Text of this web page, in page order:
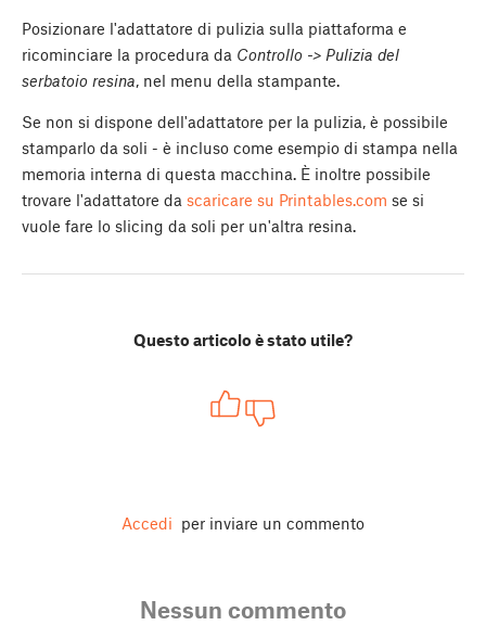
Posizionare l'adattatore di pulizia sulla piattaforma e
ricominciare la procedura da Controllo -> Pulizia del
serbatoio resina, nel menu della stampante.
Se non si dispone dell'adattatore per la pulizia, è possibile
stamparlo da soli - è incluso come esempio di stampa nella
memoria interna di questa macchina. È inoltre possibile
trovare l'adattatore da scaricare su Printables.com se si
vuole fare lo slicing da soli per un'altra resina.
Questo articolo è stato utile?
Accedi per inviare un commento
Nessun commento